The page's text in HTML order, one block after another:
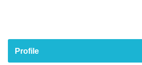
Profile